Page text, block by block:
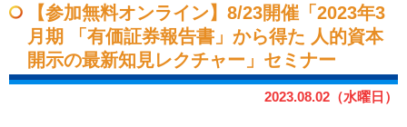
【参加無料オンライン】8/23開催「2023年3
月期 「有価証券報告書」から得た 人的資本
開示の最新知見レクチャー」セミナー
2023.08.02（水曜日）